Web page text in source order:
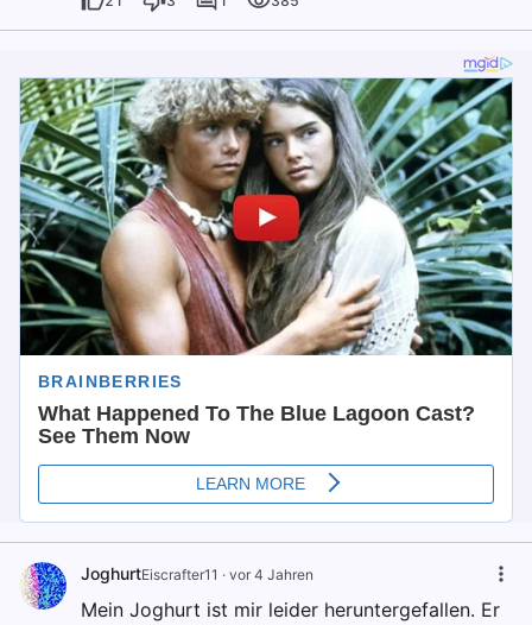
JoghurtEiscrafter11 · vor 4 Jahren
Mein Joghurt ist mir leider heruntergefallen. Er